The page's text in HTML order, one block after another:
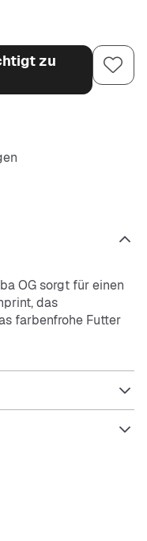
zu
OG sorgt für einen
das
farbenfrohe Futter
Dieser Sneaker
und ist seitdem